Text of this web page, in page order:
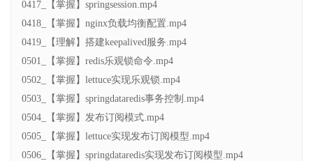
0417_【掌握】springsession.mp4
0418_【掌握】nginx负载均衡配置.mp4
0419_【理解】搭建keepalived服务.mp4
0501_【掌握】redis乐观锁命令.mp4
0502_【掌握】lettuce实现乐观锁.mp4
0503_【掌握】springdataredis事务控制.mp4
0504_【掌握】发布订阅模式.mp4
0505_【掌握】lettuce实现发布订阅模型.mp4
0506_【掌握】springdataredis实现发布订阅模型.mp4